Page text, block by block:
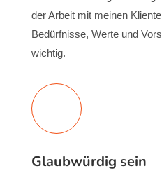
der Arbeit mit meinen
Bedürfnisse, Werte und
wichtig.
Glaubwürdig sein